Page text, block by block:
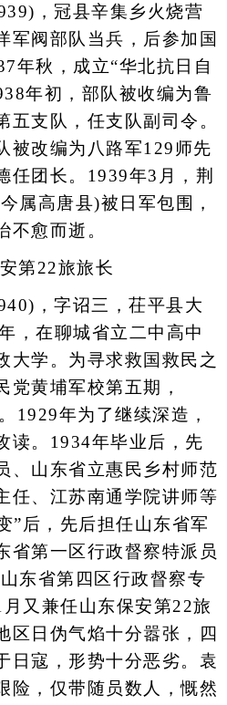
，冠县辛集乡火烧营
军阀部队当兵，后参加国
年秋，成立“华北抗日自
年初，部队被收编为鲁
五支队，任支队副司令。
被改编为八路军129师先
任团长。1939年3月，荆
属高唐县)被日军包围，
不愈而逝。
第22旅旅长
，字诏三，茌平县大
，在聊城省立二中高中
大学。为寻求救国救民之
党黄埔军校第五期，
1929年为了继续深造，
读。1934年毕业后，先
、山东省立惠民乡村师范
任、江苏南通学院讲师等
”后，先后担任山东省军
省第一区行政督察特派员
东省第四区行政督察专
又兼任山东保安第22旅
区日伪气焰十分嚣张，四
日寇，形势十分恶劣。袁
险，仅带随员数人，慨然